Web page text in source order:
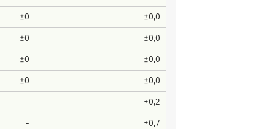
±0 ±0,0
±0 ±0,0
±0 ±0,0
±0 ±0,0
- +0,2
- +0,7